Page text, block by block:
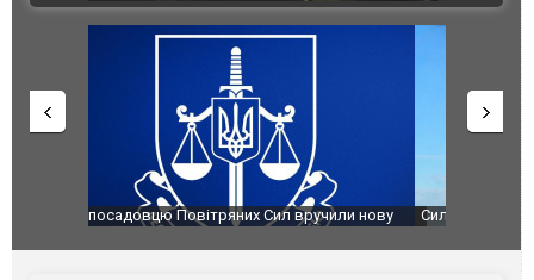
Сили оборони уразили Ярославський НПЗ:
атаку. ВІДЕО
Неймар